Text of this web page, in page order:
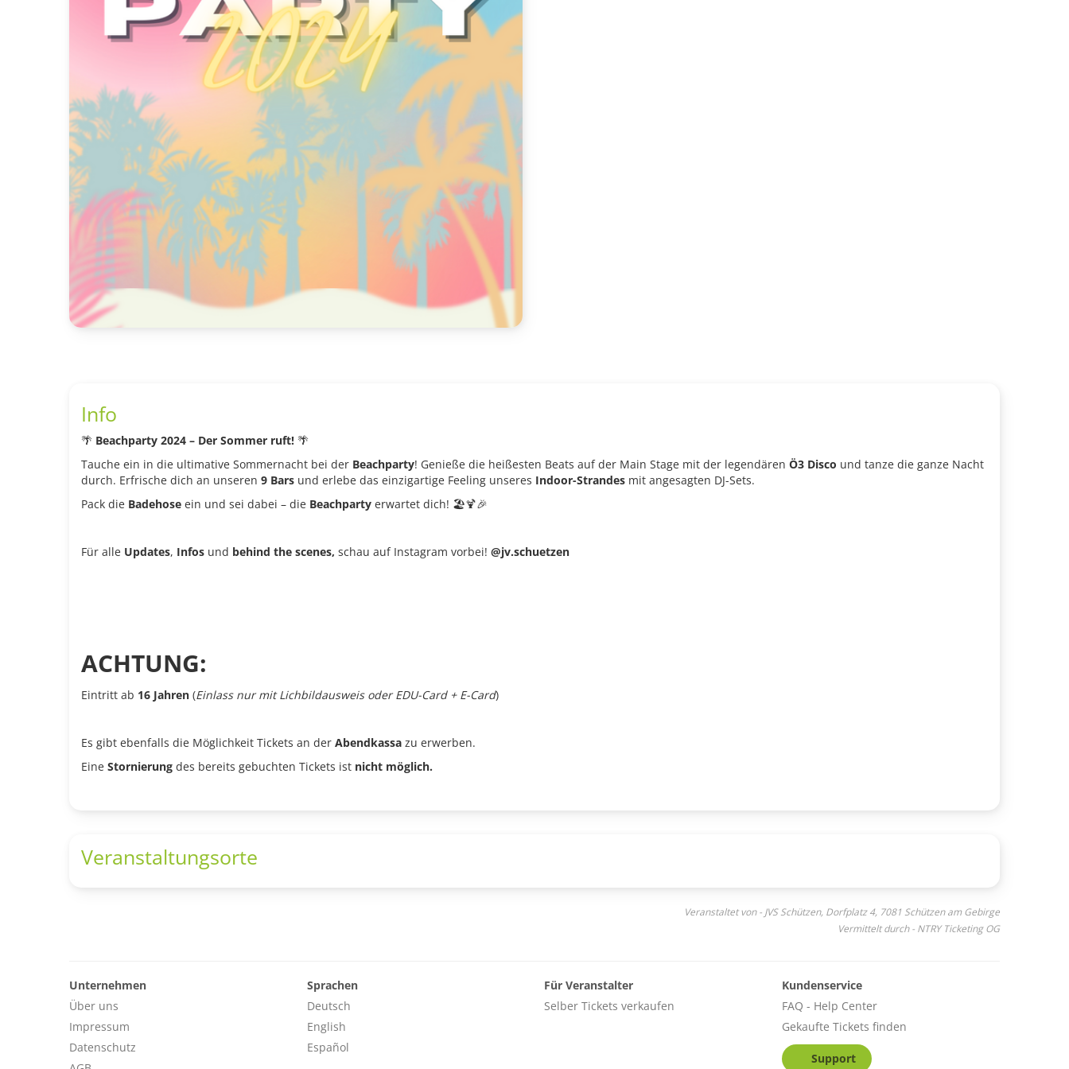
Info
🌴 Beachparty 2024 – Der Sommer ruft! 🌴
Tauche ein in die ultimative Sommernacht bei der Beachparty! Genieße die heißesten Beats auf der Main Stage mit der legendären Ö3 Disco und tanze die ganze Nacht
durch. Erfrische dich an unseren 9 Bars und erlebe das einzigartige Feeling unseres Indoor-Strandes mit angesagten DJ-Sets.
Pack die Badehose ein und sei dabei – die Beachparty erwartet dich! 🏖️🍹🎉
Für alle Updates, Infos und behind the scenes, schau auf Instagram vorbei! @jv.schuetzen
ACHTUNG:
Eintritt ab 16 Jahren (Einlass nur mit Lichbildausweis oder EDU-Card + E-Card)
Es gibt ebenfalls die Möglichkeit Tickets an der Abendkassa zu erwerben.
Eine Stornierung des bereits gebuchten Tickets ist nicht möglich.
Veranstaltungsorte
Veranstaltet von - JVS Schützen, Dorfplatz 4, 7081 Schützen am Gebirge
Vermittelt durch - NTRY Ticketing OG
Unternehmen
Über uns
Impressum
Datenschutz
Sprachen
Deutsch
English
Español
Für Veranstalter
Selber Tickets verkaufen
Kundenservice
FAQ - Help Center
Gekaufte Tickets finden
Support